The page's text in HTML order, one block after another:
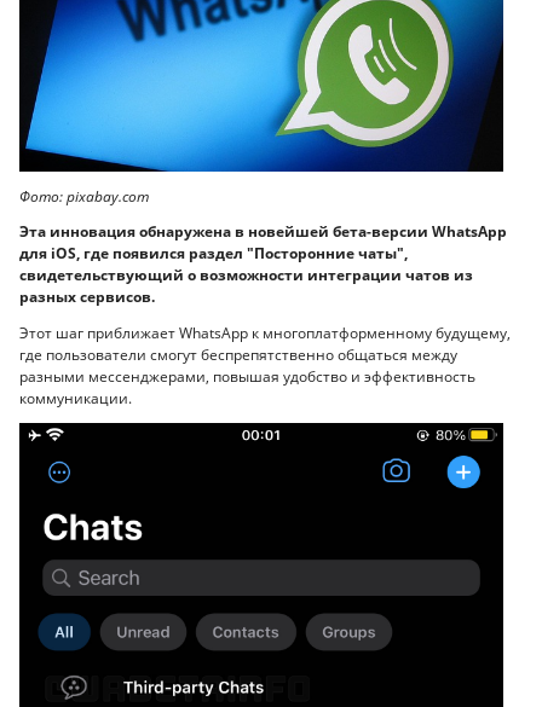
Фото: pixabay.com
Эта инновация обнаружена в новейшей бета-версии WhatsApp
для iOS, где появился раздел "Посторонние чаты",
свидетельствующий о возможности интеграции чатов из
разных сервисов.
Этот шаг приближает WhatsApp к многоплатформенному будущему,
где пользователи смогут беспрепятственно общаться между
разными мессенджерами, повышая удобство и эффективность
коммуникации.